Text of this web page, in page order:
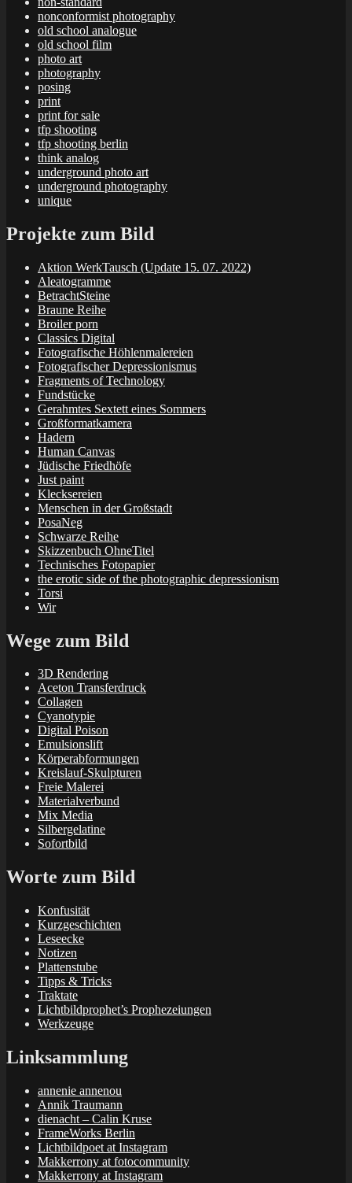
nonconformist photography
old school analogue
old school film
photo art
photography
posing
print
print for sale
tfp shooting
tfp shooting berlin
think analog
underground photo art
underground photography
unique
Projekte zum Bild
Aktion WerkTausch (Update 15. 07. 2022)
Aleatogramme
BetrachtSteine
Braune Reihe
Broiler porn
Classics Digital
Fotografische Höhlenmalereien
Fotografischer Depressionismus
Fragments of Technology
Fundstücke
Gerahmtes Sextett eines Sommers
Großformatkamera
Hadern
Human Canvas
Jüdische Friedhöfe
Just paint
Klecksereien
Menschen in der Großstadt
PosaNeg
Schwarze Reihe
Skizzenbuch OhneTitel
Technisches Fotopapier
the erotic side of the photographic depressionism
Torsi
Wir
Wege zum Bild
3D Rendering
Aceton Transferdruck
Collagen
Cyanotypie
Digital Poison
Emulsionslift
Körperabformungen
Kreislauf-Skulpturen
Freie Malerei
Materialverbund
Mix Media
Silbergelatine
Sofortbild
Worte zum Bild
Konfusität
Kurzgeschichten
Leseecke
Notizen
Plattenstube
Tipps & Tricks
Traktate
Lichtbildprophet’s Prophezeiungen
Werkzeuge
Linksammlung
annenie annenou
Annik Traumann
dienacht – Calin Kruse
FrameWorks Berlin
Lichtbildpoet at Instagram
Makkerrony at fotocommunity
Makkerrony at Instagram